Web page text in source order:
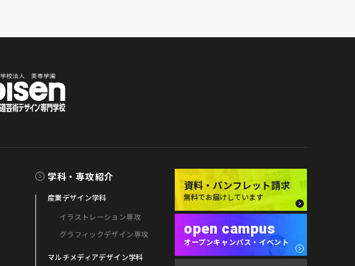
学科・専攻紹介
産業デザイン学科
イラストレーション専攻
グラフィックデザイン専攻
マルチメディアデザイン学科
資料・パンフレット請求
無料でお届けしています
open campus
オープンキャンパス・イベント